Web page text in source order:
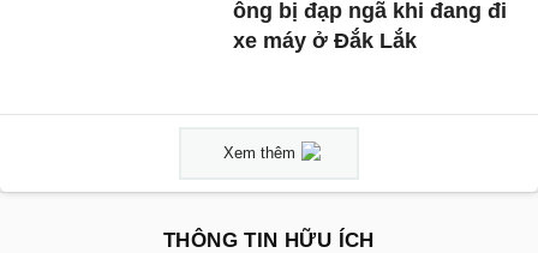
ông bị đạp ngã khi đang đi
xe máy ở Đắk Lắk
Xem thêm
THÔNG TIN HỮU ÍCH